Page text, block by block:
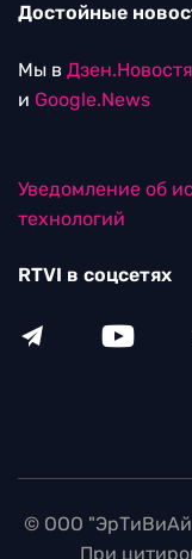
Достойные
Мы в
и Google.News
Уведомление об
технологий
RTVI в соцсетях
© ООО
При